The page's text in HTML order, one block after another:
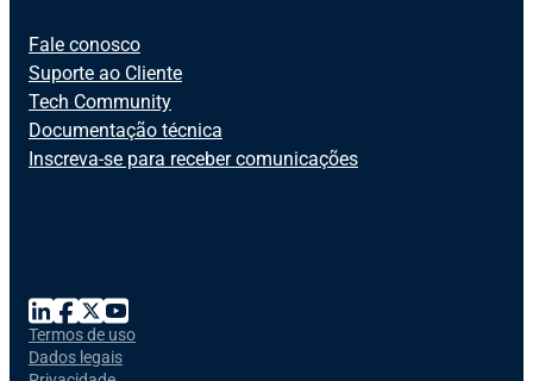
Fale conosco
Suporte ao Cliente
Tech Community
Documentação técnica
Inscreva-se para receber comunicações
Termos de uso
Dados legais